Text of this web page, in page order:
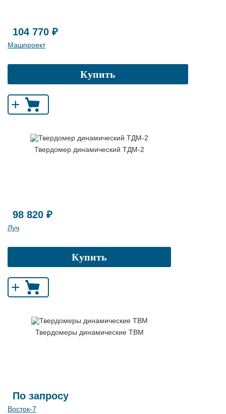
104 770 ₽
Машпроект
Купить
+
Твердомер динамический ТДМ-2
98 820 ₽
Луч
Купить
+
Твердомеры динамические ТВМ
По запросу
Восток-7